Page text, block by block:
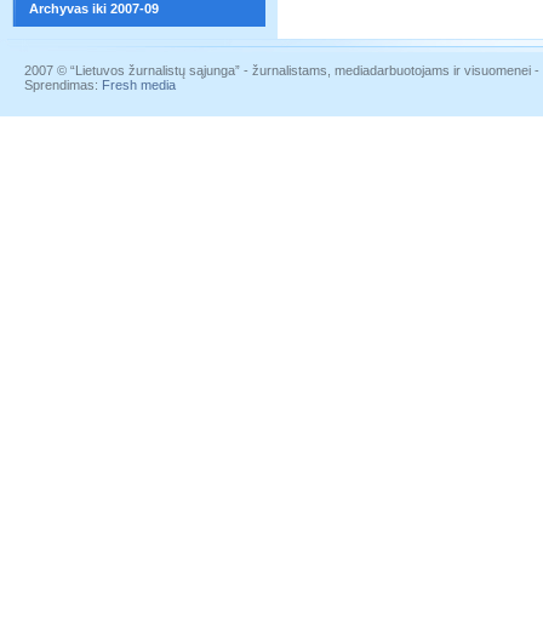
Archyvas iki 2007-09
2007 © “Lietuvos žurnalistų sąjunga” - žurnalistams, mediadarbuotojams ir visuomenei
Sprendimas: Fresh media